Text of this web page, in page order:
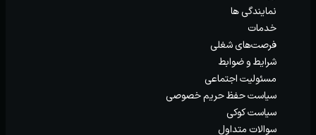
نمایندگی ها
خدمات
فرصت‌های شغلی
شرایط و ضوابط
مسئولیت اجتماعی
سیاست حفظ حریم خصوصی
سیاست کوکی
سوالات متداول